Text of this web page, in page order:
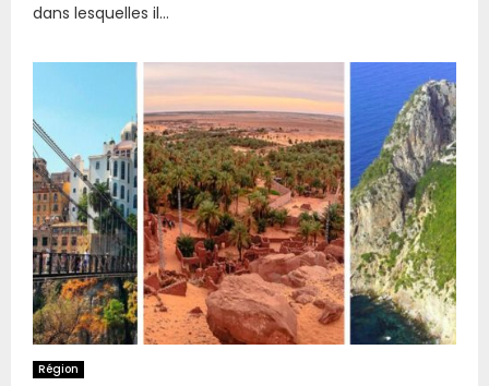
dans lesquelles il...
Région